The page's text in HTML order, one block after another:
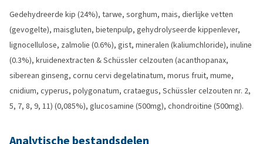
Gedehydreerde kip (24%), tarwe, sorghum, mais, dierlijke vetten
(gevogelte), maisgluten, bietenpulp, gehydrolyseerde kippenlever,
lignocellulose, zalmolie (0.6%), gist, mineralen (kaliumchloride), inuline
(0.3%), kruidenextracten & Schüssler celzouten (acanthopanax,
siberean ginseng, cornu cervi degelatinatum, morus fruit, mume,
cnidium, cyperus, polygonatum, crataegus, Schüssler celzouten nr. 2,
5, 7, 8, 9, 11) (0,085%), glucosamine (500mg), chondroitine (500mg).
Analytische bestandsdelen